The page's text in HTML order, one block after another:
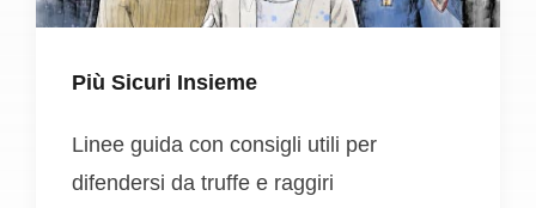
Più Sicuri Insieme
Linee guida con consigli utili per
difendersi da truffe e raggiri